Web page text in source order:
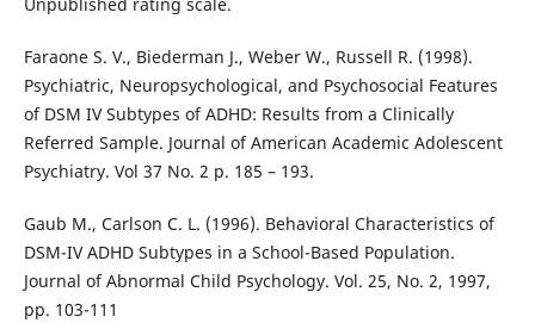
Unpublished rating scale.
Faraone S. V., Biederman J., Weber W., Russell R. (1998).
Psychiatric, Neuropsychological, and Psychosocial Features
of DSM IV Subtypes of ADHD: Results from a Clinically
Referred Sample. Journal of American Academic Adolescent
Psychiatry. Vol 37 No. 2 p. 185 – 193.
Gaub M., Carlson C. L. (1996). Behavioral Characteristics of
DSM-IV ADHD Subtypes in a School-Based Population.
Journal of Abnormal Child Psychology. Vol. 25, No. 2, 1997,
pp. 103-111